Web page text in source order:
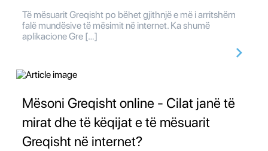
Të mësuarit Greqisht po bëhet gjithnjë e më i arritshëm
falë mundësive të mësimit në internet. Ka shumë
aplikacione Gre […]
Mësoni Greqisht online - Cilat janë të
mirat dhe të këqijat e të mësuarit
Greqisht në internet?